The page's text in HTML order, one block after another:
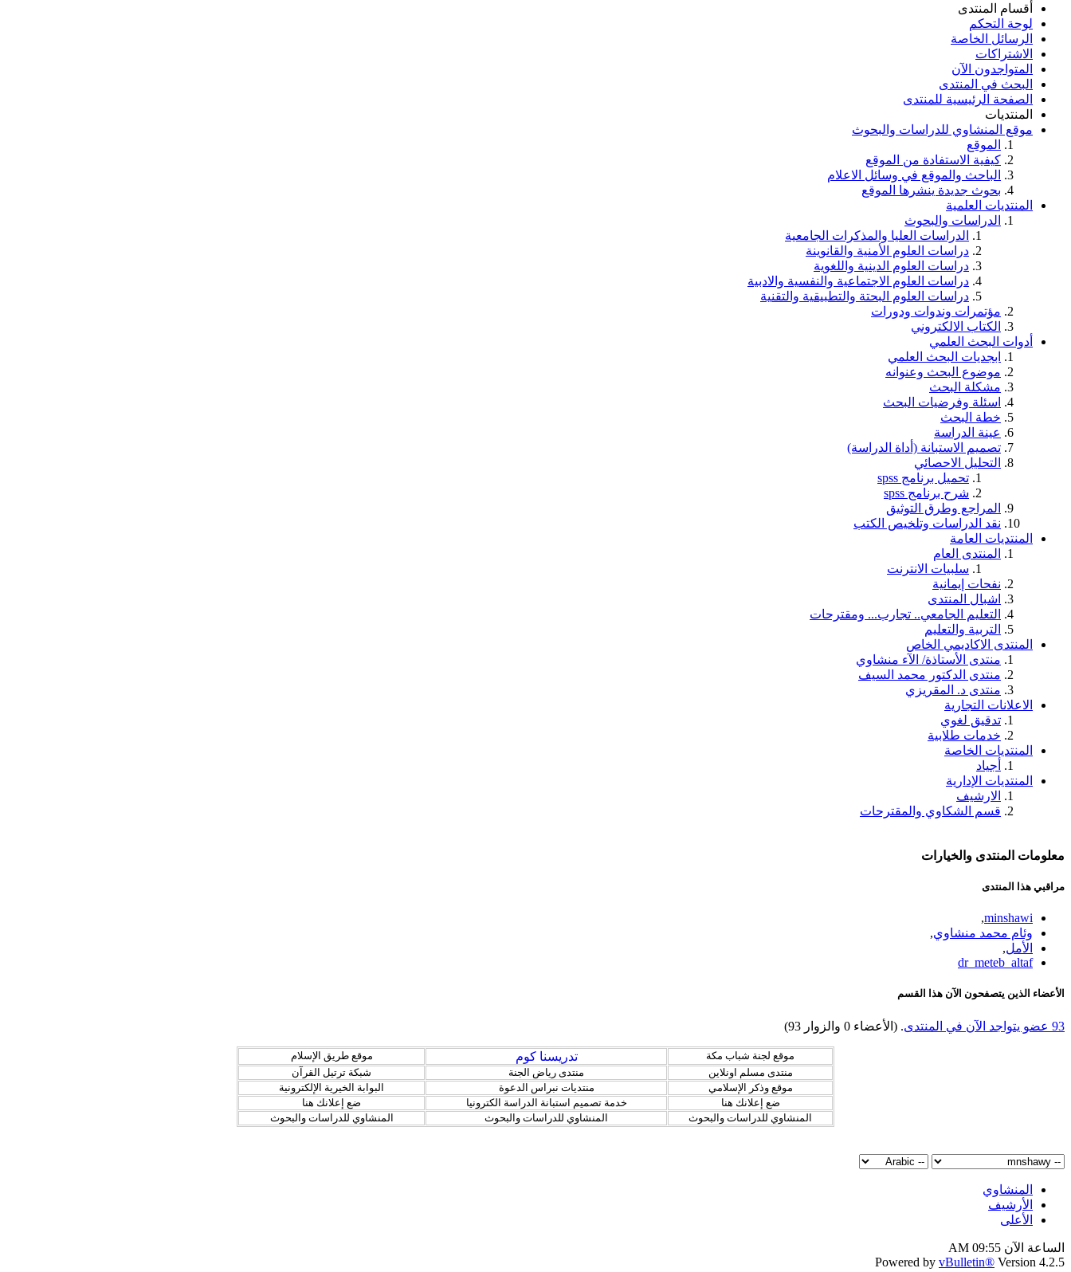
أقسام المنتدى
لوحة التحكم
الرسائل الخاصة
الاشتراكات
المتواجدون الآن
البحث في المنتدى
الصفحة الرئيسية للمنتدى
المنتديات
موقع المنشاوي للدراسات والبحوث
الموقع
كيفية الاستفادة من الموقع
الباحث والموقع في وسائل الاعلام
بحوث جديدة ينشرها الموقع
المنتديات العلمية
الدراسات والبحوث
الدراسات العليا والمذكرات الجامعية
دراسات العلوم الأمنية والقانوينة
دراسات العلوم الدينية واللغوية
دراسات العلوم الاجتماعية والنفسية والادبية
دراسات العلوم البحتة والتطبيقية والتقنية
مؤتمرات وندوات ودورات
الكتاب الالكتروني
أدوات البحث العلمي
ابجديات البحث العلمي
موضوع البحث وعنوانه
مشكلة البحث
اسئلة وفرضيات البحث
خطة البحث
عينة الدراسة
تصميم الاستبانة (أداة الدراسة)
التحليل الاحصائي
تحميل برنامج spss
شرح برنامج spss
المراجع وطرق التوثيق
نقد الدراسات وتلخيص الكتب
المنتديات العامة
المنتدى العام
سلبيات الانترنت
نفحات إيمانية
اشبال المنتدى
التعليم الجامعي.. تجارب... ومقترحات
التربية والتعليم
المنتدى الاكاديمي الخاص
منتدى الأستاذة/ الآء منشاوي
منتدى الدكتور محمد السيف
منتدى د. المقريزي
الاعلانات التجارية
تدقيق لغوي
خدمات طلابية
المنتديات الخاصة
أجياد
المنتديات الإدارية
الارشيف
قسم الشكاوي والمقترحات
معلومات المنتدى والخيارات
مراقبي هذا المنتدى
minshawi
,
وئام محمد منشاوي,
الأمل,
dr_meteb_altaf
الأعضاء الذين يتصفحون الآن هذا القسم
93 عضو يتواجد الآن في المنتدى . (الأعضاء 0 والزوار 93)
موقع لجنة شباب مكة تدريسنا كوم
موقع طريق الإسلام
منتدى مسلم اونلاين
منتدى رياض الجنة
شبكة ترتيل القرآن
موقع وذكر الإسلامي
منتديات نبراس الدعوة
البوابة الخيرية الإلكترونية
ضع إعلانك هنا
خدمة تصميم استبانة الدراسة الكترونيا
ضع إعلانك هنا
المنشاوي للدراسات والبحوث
المنشاوي للدراسات والبحوث المنشاوي للدراسات والبحوث
المنشاوي
الأرشيف
الأعلى
الساعة الآن 09:55 AM
Powered by vBulletin® Version 4.2.5